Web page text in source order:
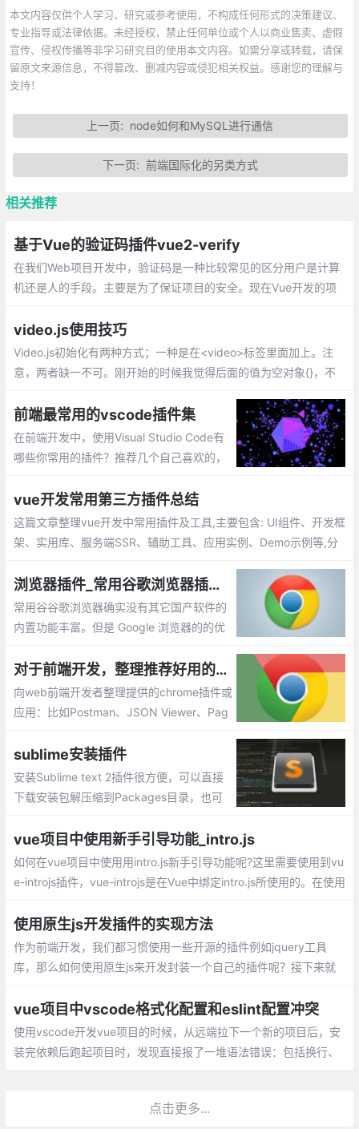
本文内容仅供个人学习、研究或参考使用，不构成任何形式的决策建议、
专业指导或法律依据。未经授权，禁止任何单位或个人以商业售卖、虚假
宣传、侵权传播等非学习研究目的使用本文内容。如需分享或转载，请保
留原文来源信息，不得篡改、删减内容或侵犯相关权益。感谢您的理解与
支持！
上一页: node如何和MySQL进行通信
下一页: 前端国际化的另类方式
相关推荐
基于Vue的验证码插件vue2-verify
在我们Web项目开发中，验证码是一种比较常见的区分用户是计算
机还是人的手段。主要是为了保证项目的安全。现在Vue开发的项
用的验证码插件vue2-verify。但是大家要注意一点
video.js使用技巧
Video.js初始化有两种方式；一种是在<video>标签里面加上。注
意，两者缺一不可。刚开始的时候我觉得后面的值为空对象{}，不
前端最常用的vscode插件集
在前端开发中，使用Visual Studio Code有
哪些你常用的插件？推荐几个自己喜欢的，
实用、前端必备的插件集
vue开发常用第三方插件总结
这篇文章整理vue开发中常用插件及工具,主要包含: UI组件、开发框
架、实用库、服务端SSR、辅助工具、应用实例、Demo示例等,分
浏览器插件_常用谷歌浏览器插件推荐
常用谷谷歌浏览器确实没有其它国产软件的
内置功能丰富。但是 Google 浏览器的的优
持众多强大好用的扩展程序，用户能够按照
自己的喜好去个性化定制浏览器。今天我就
给大家介绍几款自己常用的插件。
对于前端开发，整理推荐好用的chrome插件或应用
向web前端开发者整理提供的chrome插件或
应用：比如Postman、JSON Viewer、Pag
sublime安装插件
安装Sublime text 2插件很方便，可以直接
下载安装包解压缩到Packages目录，也可
线安装
vue项目中使用新手引导功能_intro.js
如何在vue项目中使用用intro.js新手引导功能呢?这里需要使用到vu
e-introjs插件，vue-introjs是在Vue中绑定intro.js所使用的。在使用
使用原生js开发插件的实现方法
作为前端开发，我们都习惯使用一些开源的插件例如jquery工具
库，那么如何使用原生js来开发封装一个自己的插件呢？接下来就
vue项目中vscode格式化配置和eslint配置冲突
使用vscode开发vue项目的时候，从远端拉下一个新的项目后，安
装完依赖后跑起项目时，发现直接报了一堆语法错误：包括换行、
点击更多...